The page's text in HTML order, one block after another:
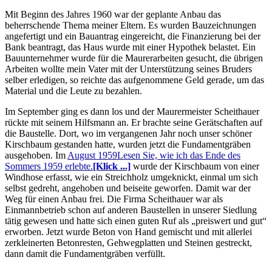
Mit Beginn des Jahres 1960 war der geplante Anbau das
beherrschende Thema meiner Eltern. Es wurden Bauzeichnungen
angefertigt und ein Bauantrag eingereicht, die Finanzierung bei der
Bank beantragt, das Haus wurde mit einer Hypothek belastet. Ein
Bauunternehmer wurde für die Maurerarbeiten gesucht, die übrigen
Arbeiten wollte mein Vater mit der Unterstützung seines Bruders
selber erledigen, so reichte das aufgenommene Geld gerade, um das
Material und die Leute zu bezahlen.
Im September ging es dann los und der Maurermeister Scheithauer
rückte mit seinem Hilfsmann an. Er brachte seine Gerätschaften auf
die Baustelle. Dort, wo im vergangenen Jahr noch unser schöner
Kirschbaum gestanden hatte, wurden jetzt die Fundamentgräben
ausgehoben. ImAugust 1959Lesen Sie, wie ich das Ende des
Sommers 1959 erlebte. [Klick ...] wurde der Kirschbaum von einer
Windhose erfasst, wie ein Streichholz umgeknickt, einmal um sich
selbst gedreht, angehoben und beiseite geworfen. Damit war der
Weg für einen Anbau frei. Die Firma Scheithauer war als
Einmannbetrieb schon auf anderen Baustellen in unserer Siedlung
tätig gewesen und hatte sich einen guten Ruf als
preiswert und gut
erworben. Jetzt wurde Beton von Hand gemischt und mit allerlei
zerkleinerten Betonresten, Gehwegplatten und Steinen gestreckt,
dann damit die Fundamentgräben verfüllt.